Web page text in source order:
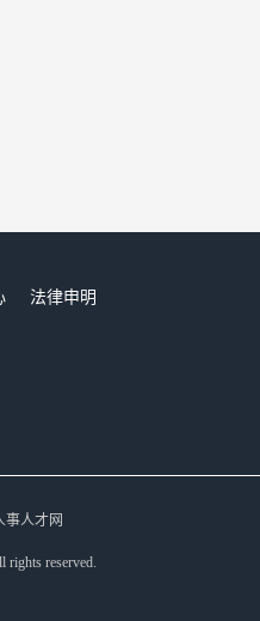
法律申明
事人才网
reserved.